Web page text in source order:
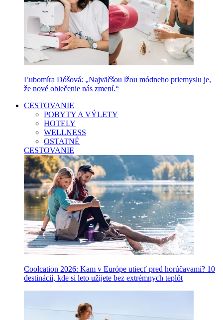
Ľubomíra Dóšová: „Najväčšou lžou módneho priemyslu je,
že nové oblečenie nás zmení.“
CESTOVANIE
POBYTY A VÝLETY
HOTELY
WELLNESS
OSTATNÉ
CESTOVANIE
Coolcation 2026: Kam v Európe utiecť pred horúčavami? 10
destinácií, kde si leto užijete bez extrémnych teplôt